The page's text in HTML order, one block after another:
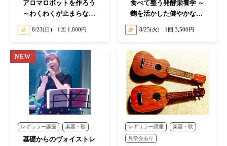
アロマロボットを作ろう
～わくわくが止まらな
い！香るロボット工作～
昼 8/23(日) 1回 1,800円
食べて整う発酵栄養学 ～
麴を活かした健やかな体
づくり～
夕 8/25(火) 1回 3,500円
レギュラー講座 楽器・歌
基礎からのヴォイストレ
レギュラー講座 楽器・歌
見学会あり